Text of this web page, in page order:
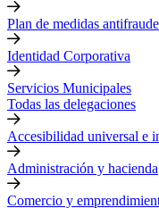
Plan de medidas antifraude
Identidad Corporativa
Servicios Municipales
Todas las delegaciones
Accesibilidad universal e
Administración y hacienda
Comercio y